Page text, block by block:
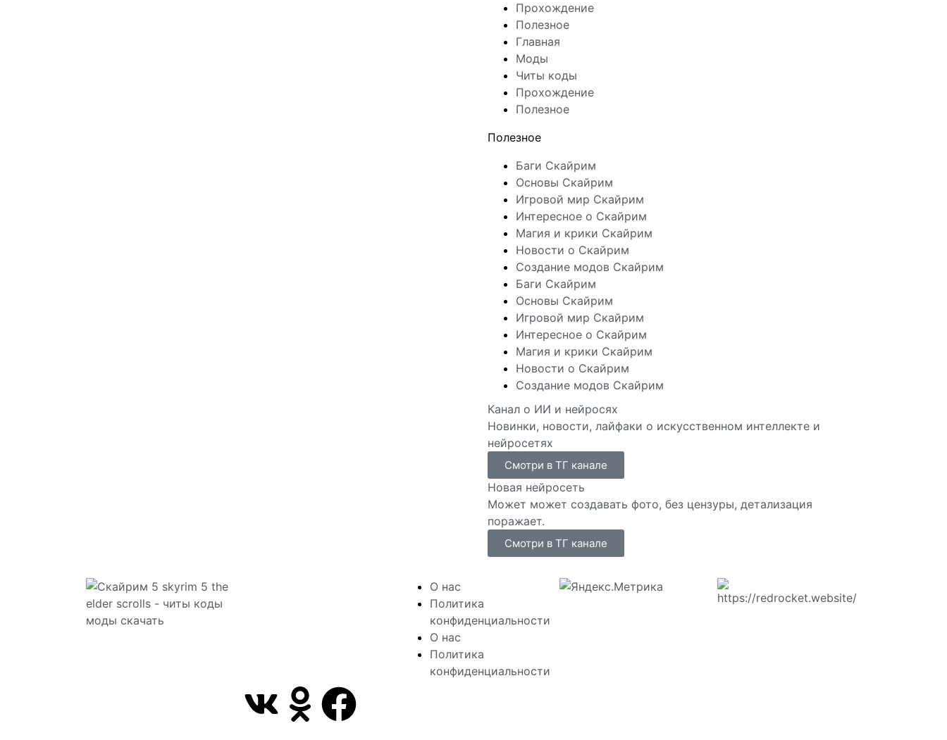
Прохождение
Полезное
Главная
Моды
Читы коды
Прохождение
Полезное
Полезное
Баги Скайрим
Основы Скайрим
Игровой мир Скайрим
Интересное о Скайрим
Магия и крики Скайрим
Новости о Скайрим
Создание модов Скайрим
Баги Скайрим
Основы Скайрим
Игровой мир Скайрим
Интересное о Скайрим
Магия и крики Скайрим
Новости о Скайрим
Создание модов Скайрим
Канал о ИИ и нейросях
Новинки, новости, лайфаки о искусственном интеллекте и
нейросетях
Смотри в ТГ канале
Новая нейросеть
Может может создавать фото, без цензуры, детализация
поражает.
Смотри в ТГ канале
О нас
Политика
конфиденциальности
О нас
Политика
конфиденциальности